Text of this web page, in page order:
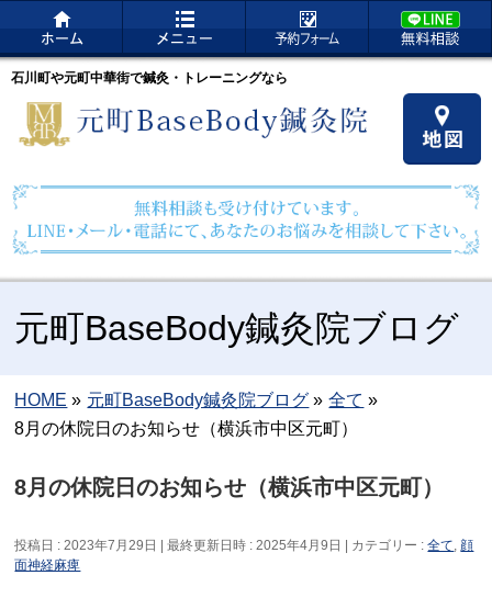
石川町や元町中華街で鍼灸・トレーニングなら
元町BaseBody鍼灸院ブログ
HOME » 元町BaseBody鍼灸院ブログ » 全て »
8月の休院日のお知らせ（横浜市中区元町）
8月の休院日のお知らせ（横浜市中区元町）
投稿日 : 2023年7月29日 最終更新日時 : 2025年4月9日 カテゴリー :全て, 顔
面神経麻痺